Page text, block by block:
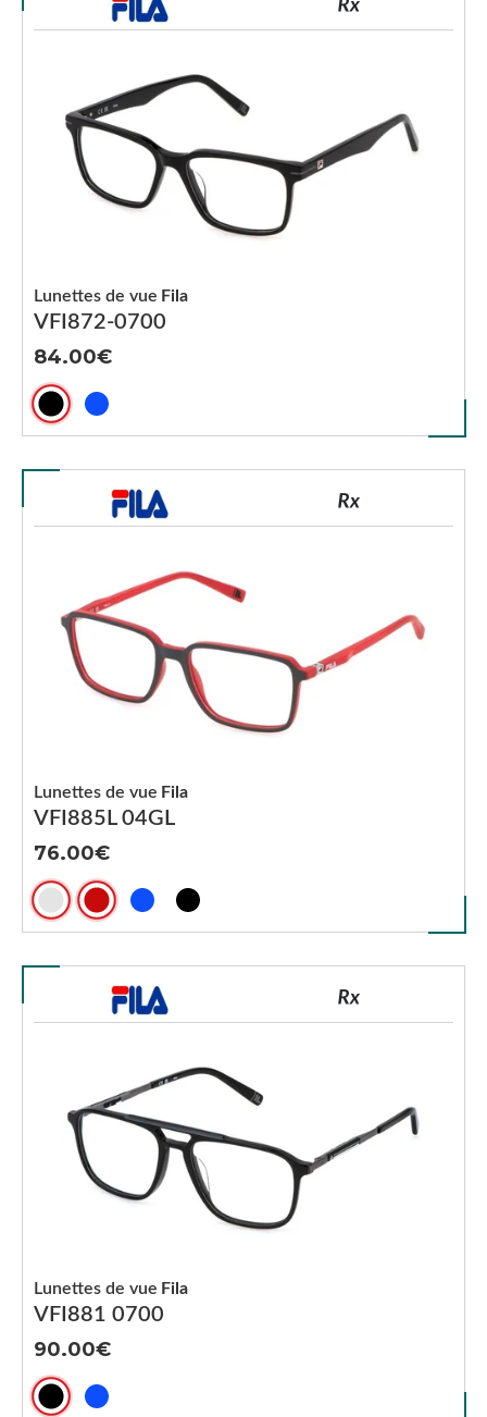
VFI872-0700
Lunettes de vue Fila
84.00
VFI885L 04GL
Lunettes de vue Fila
76.00
VFI881 0700
Lunettes de vue Fila
90.00